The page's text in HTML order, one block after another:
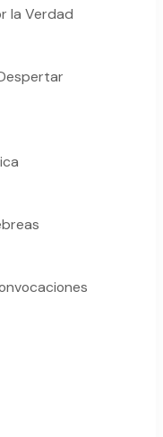
verdad"
la Verdad